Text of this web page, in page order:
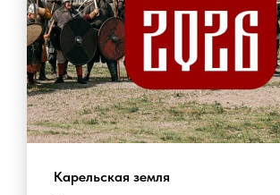
Карельская земля